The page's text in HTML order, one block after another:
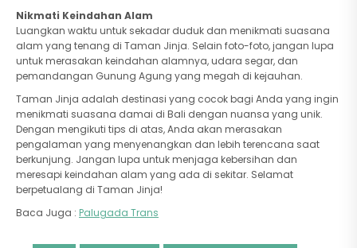
Nikmati Keindahan Alam
Luangkan waktu untuk sekadar duduk dan menikmati suasana
alam yang tenang di Taman Jinja. Selain foto-foto, jangan lupa
untuk merasakan keindahan alamnya, udara segar, dan
pemandangan Gunung Agung yang megah di kejauhan.
Taman Jinja adalah destinasi yang cocok bagi Anda yang ingin
menikmati suasana damai di Bali dengan nuansa yang unik.
Dengan mengikuti tips di atas, Anda akan merasakan
pengalaman yang menyenangkan dan lebih terencana saat
berkunjung. Jangan lupa untuk menjaga kebersihan dan
meresapi keindahan alam yang ada di sekitar. Selamat
berpetualang di Taman Jinja!
Baca Juga : Palugada Trans